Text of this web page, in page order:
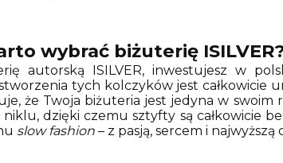
wybrać biżuterię
autorską ISILVER, inwestujesz w
tych kolczyków jest całkowicie
że Twoja biżuteria jest jedyna w
dzięki czemu sztyfty są całkowicie
slow fashion – z pasją, sercem i